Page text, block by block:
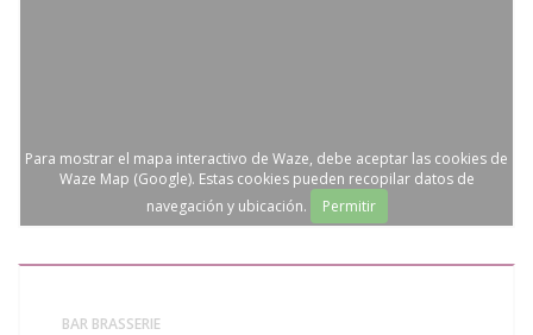
Para mostrar el mapa interactivo de Waze, debe aceptar las cookies de
Waze Map (Google). Estas cookies pueden recopilar datos de
navegación y ubicación.
Permitir
BAR BRASSERIE